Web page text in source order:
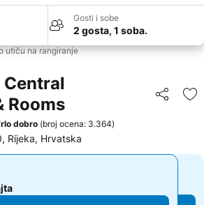
Gosti i sobe
2 gosta, 1 soba.
utiču na rangiranje
Rooms
Deli
dobro (broj ocena: 3.364)
Rijeka, Hrvatska